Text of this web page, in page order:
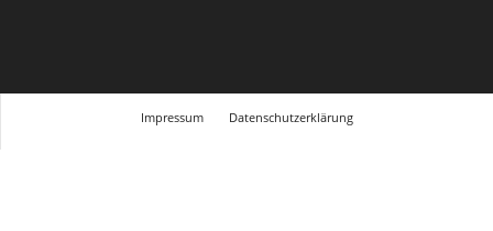
Impressum Datenschutzerklärung